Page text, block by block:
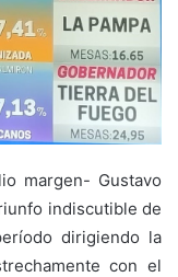
margen- Gustavo
indiscutible de
dirigiendo la
con el